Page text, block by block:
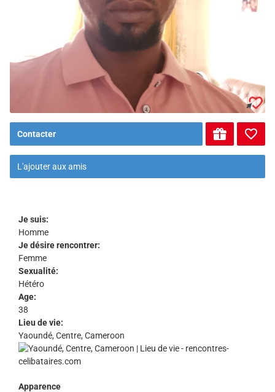
Contacter
L'ajouter aux amis
Je suis:
Homme
Je désire rencontrer:
Femme
Sexualité:
Hétéro
Age:
38
Lieu de vie:
Yaoundé, Centre, Cameroon
Apparence